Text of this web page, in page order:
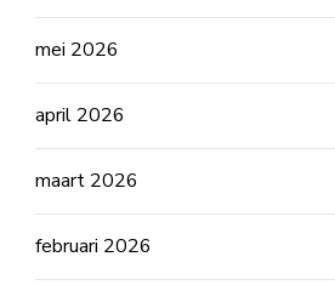
mei 2026
april 2026
maart 2026
februari 2026